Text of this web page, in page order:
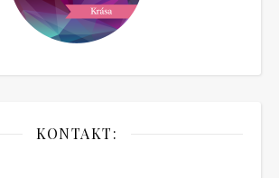
KONTAKT: